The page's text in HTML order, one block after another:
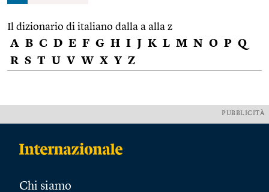
Il dizionario di italiano dalla a alla z
A B C D E F G H I J K L M N O P Q
R S T U V W X Y Z
PUBBLICITÀ
Chi siamo